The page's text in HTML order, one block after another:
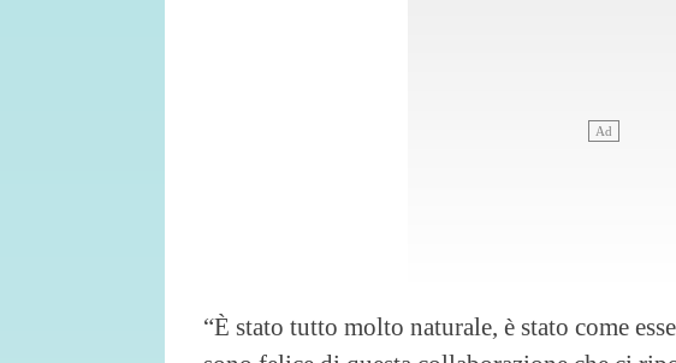
“È stato tutto molto naturale, è stato come